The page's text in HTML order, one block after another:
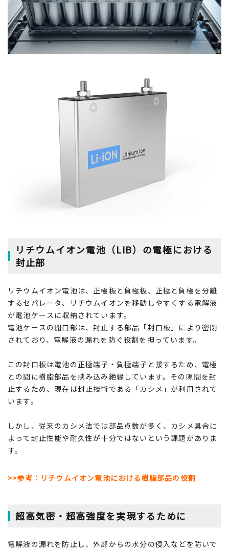
リチウムイオン電池（LIB）の電極における
封止部
リチウムイオン電池は、正極板と負極板、正極と負極を分離
するセパレータ、リチウムイオンを移動しやすくする電解液
が電池ケースに収納されています。
電池ケースの開口部は、封止する部品「封口板」により密閉
されており、電解液の漏れを防ぐ役割を担っています。
この封口板は電池の正極端子・負極端子と接するため、電極
との間に樹脂部品を挟み込み絶縁しています。その隙間を封
止するため、現在は封止技術である「カシメ」が利用されて
います。
しかし、従来のカシメ法では部品点数が多く、カシメ具合に
よって封止性能や耐久性が十分ではないという課題がありま
す。
>>参考：リチウムイオン電池における樹脂部品の役割
超高気密・超高強度を実現するために
電解液の漏れを防止し、外部からの水分の侵入などを防いで